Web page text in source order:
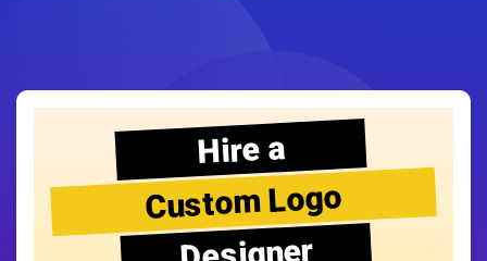
Hire a
Custom Logo